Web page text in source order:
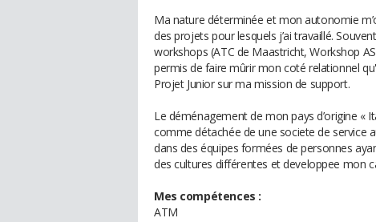
Ma nature déterminée et mon autonomie
des projets pour lesquels j’ai travaillé.
workshops (ATC de Maastricht, Workshop
permis de faire mûrir mon coté relationnel
Projet Junior sur ma mission de support.
Le déménagement de mon pays d’origine «
comme détachée de une societe de service
dans des équipes formées de personnes
des cultures différentes et developpee mon
Mes compétences :
ATM